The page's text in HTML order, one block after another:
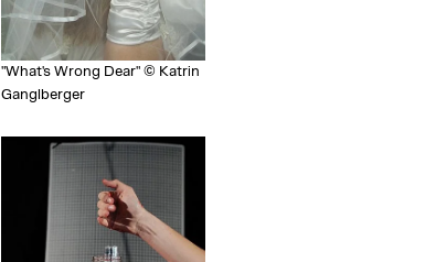
"What's Wrong Dear" © Katrin
Ganglberger